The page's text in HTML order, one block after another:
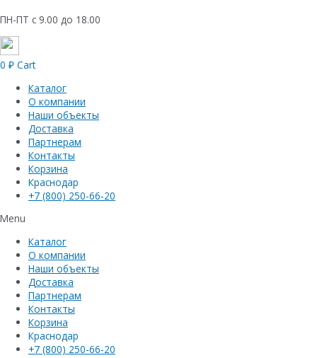
ПН-ПТ с 9.00 до 18.00
0 ₽ Cart
Каталог
О компании
Наши объекты
Доставка
Партнерам
Контакты
Корзина
Краснодар
+7 (800) 250-66-20
Menu
Каталог
О компании
Наши объекты
Доставка
Партнерам
Контакты
Корзина
Краснодар
+7 (800) 250-66-20